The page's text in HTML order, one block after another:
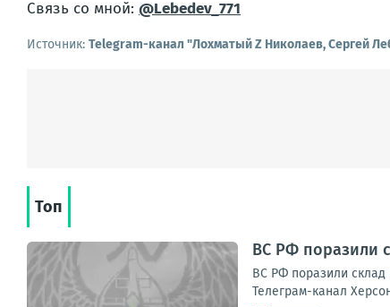
Связь со мной: @Lebedev_771
Источник: Telegram-канал "Лохматый Z Николаев, Сергей
Топ
ВС РФ поразили
ВС РФ поразили склад
Телеграм-канал